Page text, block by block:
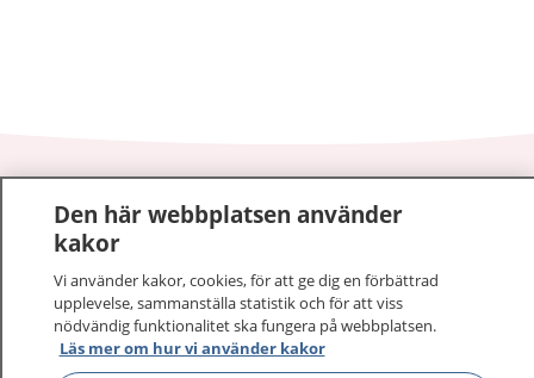
1177 – tryggt om din hälsa och vård
På 1177.se får du råd om hälsa och information om
sjukdomar och vilka mottagningar du kan kontakta.
Logga in för att läsa din journal och göra dina
vårdärenden. Ring telefonnummer 1177 för
sjukvårdsrådgivning dygnet runt.
Den här webbplatsen använder
kakor
Vi använder kakor, cookies, för att ge dig en förbättrad
upplevelse, sammanställa statistik och för att viss
nödvändig funktionalitet ska fungera på webbplatsen.
Läs mer om hur vi använder kakor